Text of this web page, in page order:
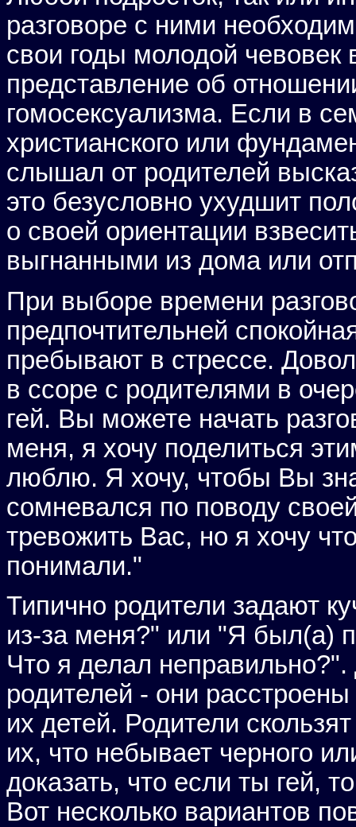
разговоре с ними
свои годы молодой чевовек
представление об
гомосексуализма. Если в
христианского или
слышал от родителей
это безусловно ухудшит
о своей ориентации
выгнанными из дома или
При выборе времени
предпочтительней
пребывают в стрессе.
в ссоре с родителями в
гей. Вы можете начать
меня, я хочу поделиться
люблю. Я хочу, чтобы Вы
сомневался по поводу
тревожить Вас, но я хочу
понимали."
Типично родители задают
из-за меня?" или "Я был(а)
Что я делал
родителей - они
их детей. Родители
их, что небывает черного
доказать, что если ты гей,
Вот несколько вариантов